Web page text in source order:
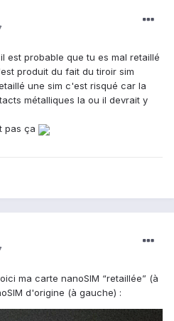
est probable que tu es mal retaillé
produit du fait du tiroir sim
une sim c'est risqué car la
métalliques la ou il devrait y
pas ça
ma carte nanoSIM “retaillée” (à
d'origine (à gauche) :